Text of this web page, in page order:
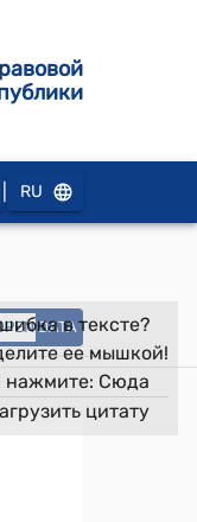
RU
DATAв тексте?
ее мышкой!
нажмите: Сюда
цитату